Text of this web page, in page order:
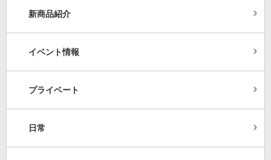
新商品紹介
イベント情報
プライベート
日常